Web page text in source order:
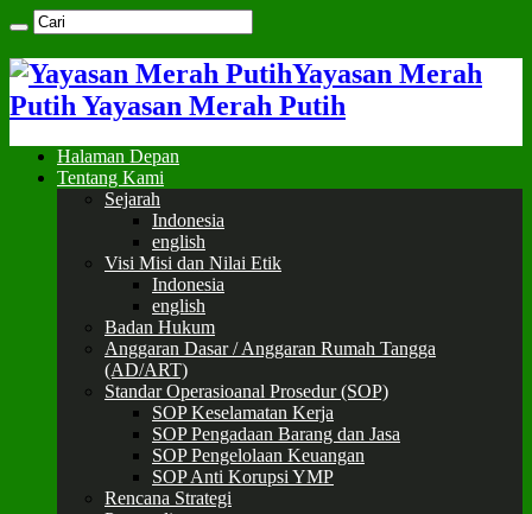
Yayasan Merah
Putih Yayasan Merah Putih
Halaman Depan
Tentang Kami
Sejarah
Indonesia
english
Visi Misi dan Nilai Etik
Indonesia
english
Badan Hukum
Anggaran Dasar / Anggaran Rumah Tangga
(AD/ART)
Standar Operasioanal Prosedur (SOP)
SOP Keselamatan Kerja
SOP Pengadaan Barang dan Jasa
SOP Pengelolaan Keuangan
SOP Anti Korupsi YMP
Rencana Strategi